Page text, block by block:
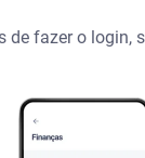
fazer o login,